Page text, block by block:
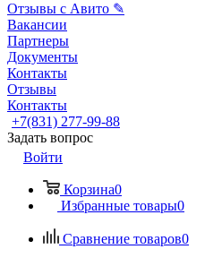
Отзывы с Авито ✎
Вакансии
Партнеры
Документы
Контакты
Отзывы
Контакты
+7(831) 277-99-88
Задать вопрос
Войти
Корзина0
Избранные товары0
Сравнение товаров0